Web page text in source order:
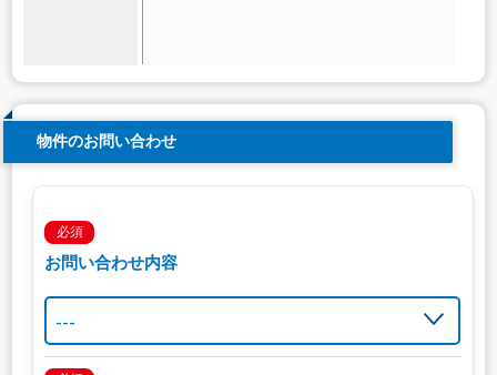
物件のお問い合わせ
必須
お問い合わせ内容